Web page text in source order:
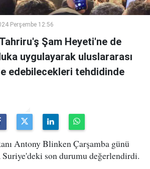
Perşembe 12:56
Şam Heyeti'ne de
uygulayarak uluslararası
edebilecekleri tehdidinde
Antony Blinken Çarşamba günü
Suriye'deki son durumu değerlendirdi.